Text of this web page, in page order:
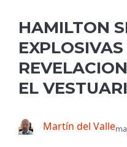
HAMILTON
EXPLOSIVAS
EL
Martín del Valle